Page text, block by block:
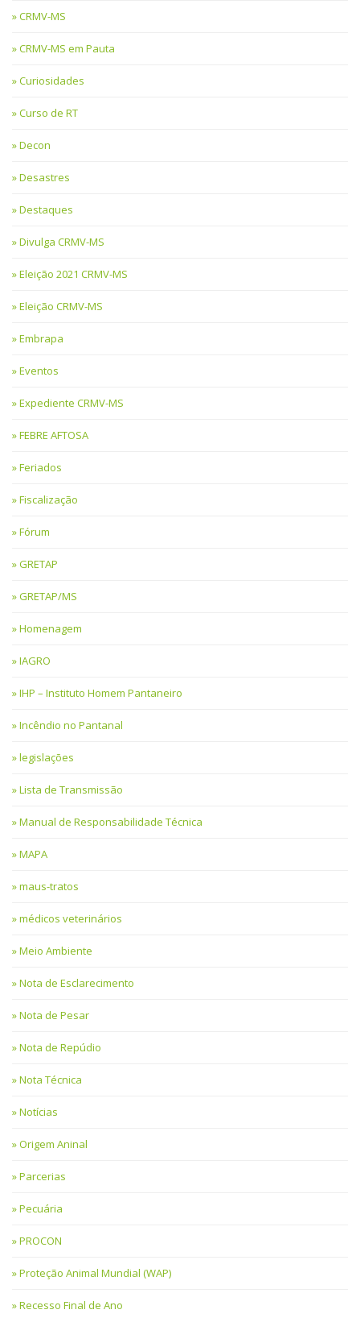
CRMV-MS
CRMV-MS em Pauta
Curiosidades
Curso de RT
Decon
Desastres
Destaques
Divulga CRMV-MS
Eleição 2021 CRMV-MS
Eleição CRMV-MS
Embrapa
Eventos
Expediente CRMV-MS
FEBRE AFTOSA
Feriados
Fiscalização
Fórum
GRETAP
GRETAP/MS
Homenagem
IAGRO
IHP – Instituto Homem Pantaneiro
Incêndio no Pantanal
legislações
Lista de Transmissão
Manual de Responsabilidade Técnica
MAPA
maus-tratos
médicos veterinários
Meio Ambiente
Nota de Esclarecimento
Nota de Pesar
Nota de Repúdio
Nota Técnica
Notícias
Origem Aninal
Parcerias
Pecuária
PROCON
Proteção Animal Mundial (WAP)
Recesso Final de Ano